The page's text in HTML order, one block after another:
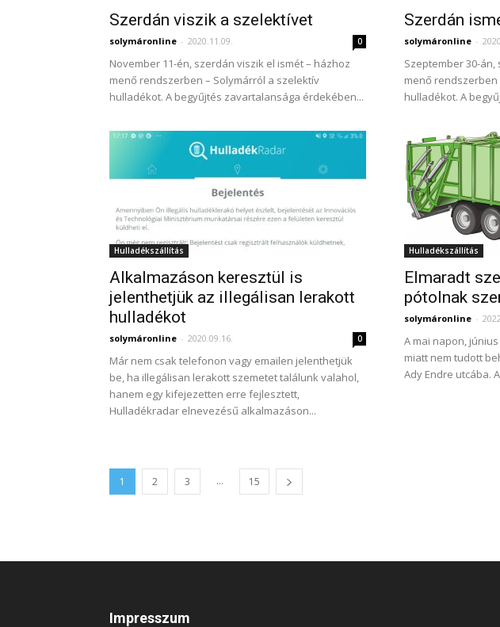
Szerdán viszik a szelektívet
solymáronline - 2020.11.09. 0
November 11-én, szerdán viszik el ismét – házhoz
menő rendszerben – Solymárról a szelektív
hulladékot. A begyűjtés zavartalansága érdekében...
Szerdán
solymáronline -
Szeptember 30-
menő
hulladékot. A
Hulladékszállítás
Alkalmazáson keresztül is
jelenthetjük az illegálisan lerakott
hulladékot
solymáronline - 2020.09.16. 0
Már nem csak telefonon vagy emailen jelenthetjük
be, ha illegálisan lerakott szemetet találunk valahol,
hanem egy kifejezetten erre fejlesztett,
Hulladékradar elnevezésű alkalmazáson...
Hulladékszállítás
Elmaradt
pótolnak
solymáronline -
A mai napon,
miatt nem tudott
Ady Endre utcába.
1 2 3 ... 15
Impresszum